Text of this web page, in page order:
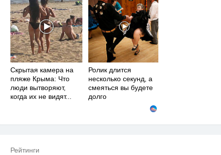
Скрытая камера на
пляже Крыма: Что
люди вытворяют,
когда их не видят...
Ролик длится
несколько секунд, а
смеяться вы будете
долго
Рейтинги